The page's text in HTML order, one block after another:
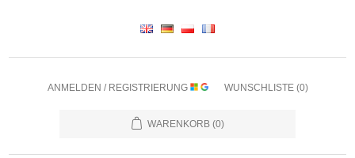
ANMELDEN / REGISTRIERUNG WUNSCHLISTE (0)
WARENKORB (0)